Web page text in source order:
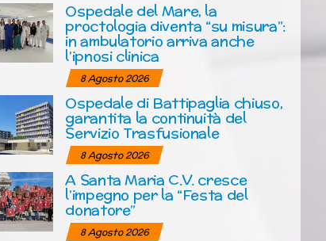
Ospedale del Mare, la
proctologia diventa “su misura”:
in ambulatorio arriva anche
l’ipnosi clinica
8 Agosto 2026
Ospedale di Battipaglia chiuso,
garantita la continuità del
Servizio Trasfusionale
8 Agosto 2026
A Santa Maria C.V. cresce
l’impegno per la “Festa del
donatore”
8 Agosto 2026